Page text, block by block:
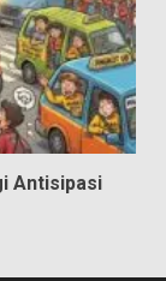
Antisipasi